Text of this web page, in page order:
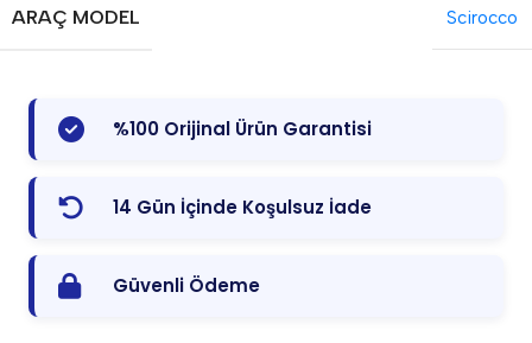
ARAÇ MODEL Scirocco
%100 Orijinal Ürün Garantisi
14 Gün İçinde Koşulsuz İade
Güvenli Ödeme